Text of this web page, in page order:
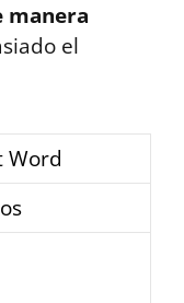
manera
el
Word